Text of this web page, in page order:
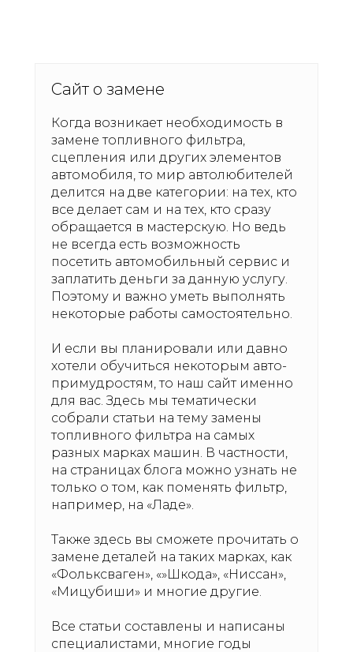
Сайт о замене
Когда возникает необходимость в
замене топливного фильтра,
сцепления или других элементов
автомобиля, то мир автолюбителей
делится на две категории: на тех, кто
все делает сам и на тех, кто сразу
обращается в мастерскую. Но ведь
не всегда есть возможность
посетить автомобильный сервис и
заплатить деньги за данную услугу.
Поэтому и важно уметь выполнять
некоторые работы самостоятельно.
И если вы планировали или давно
хотели обучиться некоторым авто-
примудростям, то наш сайт именно
для вас. Здесь мы тематически
собрали статьи на тему замены
топливного фильтра на самых
разных марках машин. В частности,
на страницах блога можно узнать не
только о том, как поменять фильтр,
например, на «Ладе».
Также здесь вы сможете прочитать о
замене деталей на таких марках, как
«Фольксваген», «»Шкода», «Ниссан»,
«Мицубиши» и многие другие.
Все статьи составлены и написаны
специалистами, многие годы